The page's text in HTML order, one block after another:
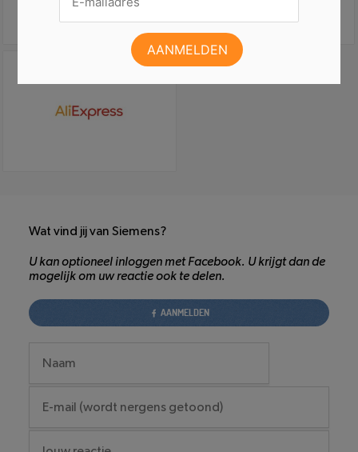
Wat vind jij van Siemens?
U kan optioneel inloggen met Facebook. U krijgt dan de
mogelijk om uw reactie ook te delen.
AANMELDEN